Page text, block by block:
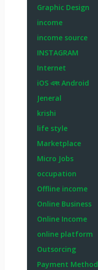
Graphic Design
income
income source
INSTAGRAM
Internet
iOS এবং Android
Jeneral
krishi
life style
Marketplace
Micro Jobs
occupation
Offline income
Online Business
Online Income
online platform
Outsorcing
Payment Method